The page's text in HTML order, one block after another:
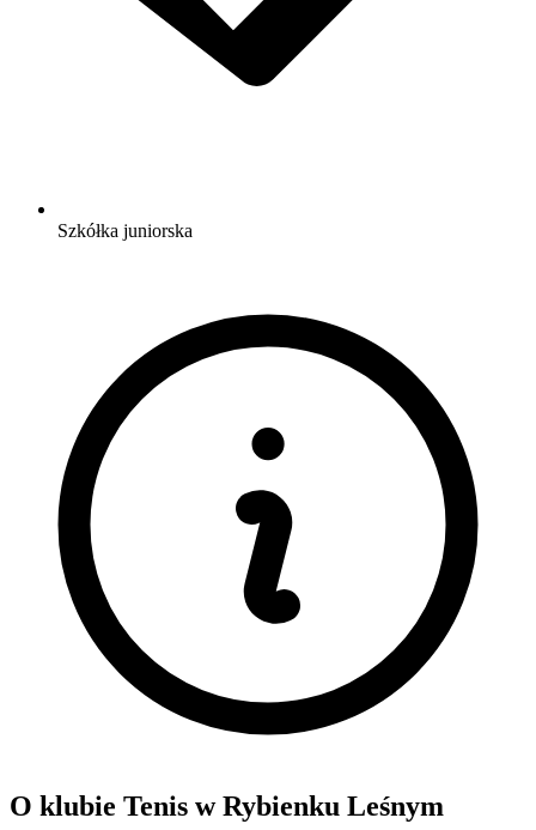
Szkółka juniorska
O klubie Tenis w Rybienku Leśnym